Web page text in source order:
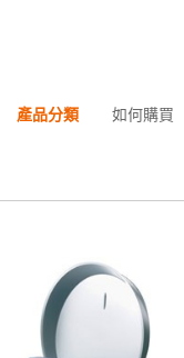
產品分類 如何購買